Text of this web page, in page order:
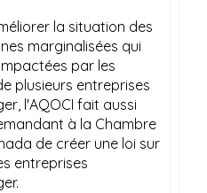
la situation des
marginalisées qui
par les
plusieurs entreprises
l'AQOCI fait aussi
à la Chambre
de créer une loi sur
entreprises